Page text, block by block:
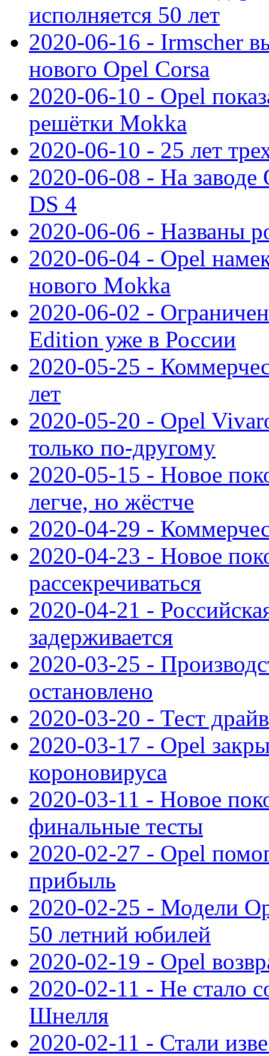
исполняется 50 лет
2020-06-16 - Irmscher
нового Opel Corsa
2020-06-10 - Opel
решётки Mokka
2020-06-10 - 25 лет
2020-06-08 - На заводе
DS 4
2020-06-06 - Названы
2020-06-04 - Opel
нового Mokka
2020-06-02 -
Edition уже в России
2020-05-25 -
лет
2020-05-20 - Opel
только по-другому
2020-05-15 - Новое
легче, но жёстче
2020-04-29 -
2020-04-23 - Новое
рассекречиваться
2020-04-21 -
задерживается
2020-03-25 -
остановлено
2020-03-20 - Тест
2020-03-17 - Opel
короновируса
2020-03-11 - Новое
финальные тесты
2020-02-27 - Opel
прибыль
2020-02-25 - Модели
50 летний юбилей
2020-02-19 - Opel
2020-02-11 - Не стало
Шнелля
2020-02-11 - Стали